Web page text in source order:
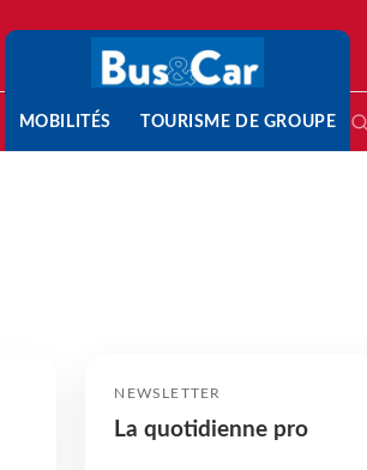
MOBILITÉS TOURISME DE GROUPE
NEWSLETTER
La quotidienne pro